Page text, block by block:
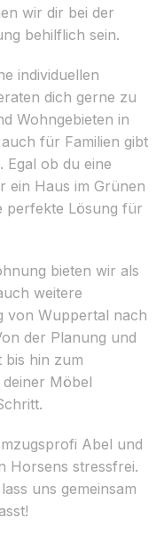
wir dir bei der
behilflich sein.
individuellen
dich gerne zu
Wohngebieten in
für Familien gibt
Egal ob du eine
ein Haus im Grünen
perfekte Lösung für
bieten wir als
weitere
von Wuppertal nach
der Planung und
bis hin zum
Möbel
Abel und
Horsens stressfrei.
uns gemeinsam